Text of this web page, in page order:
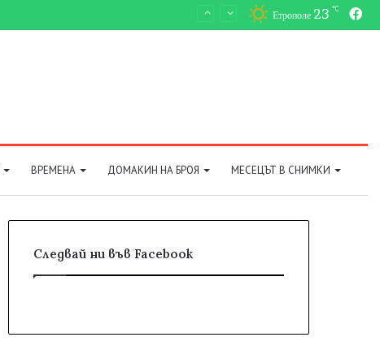
Етрополе 23 ℃
ВРЕМЕНА ДОМАКИН НА БРОЯ МЕСЕЦЪТ В СНИМКИ
Следвай ни във Facebook